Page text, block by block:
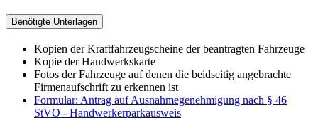
Benötigte Unterlagen
Kopien der Kraftfahrzeugscheine der beantragten Fahrzeuge
Kopie der Handwerkskarte
Fotos der Fahrzeuge auf denen die beidseitig angebrachte
Firmenaufschrift zu erkennen ist
Formular: Antrag auf Ausnahmegenehmigung nach § 46
StVO - Handwerkerparkausweis